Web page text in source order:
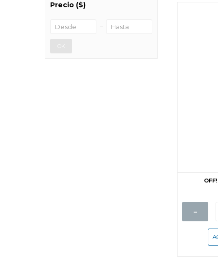
-
Precio ($)
OK